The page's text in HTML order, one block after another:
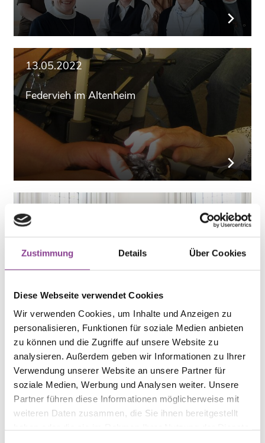
Zustimmung Details Über Cookies
Diese Webseite verwendet Cookies
Wir verwenden Cookies, um Inhalte und Anzeigen zu
personalisieren, Funktionen für soziale Medien anbieten
zu können und die Zugriffe auf unsere Website zu
analysieren. Außerdem geben wir Informationen zu Ihrer
Verwendung unserer Website an unsere Partner für
soziale Medien, Werbung und Analysen weiter. Unsere
Partner führen diese Informationen möglicherweise mit
weiteren Daten zusammen, die Sie ihnen bereitgestellt
13.05.2022
Federvieh im Altenheim
09.05.2022
Zu Besuch im ehemaligen Mutterhaus in der
Nußbaumstraße
02.05.2022
Freiwilliges Ordensjahr